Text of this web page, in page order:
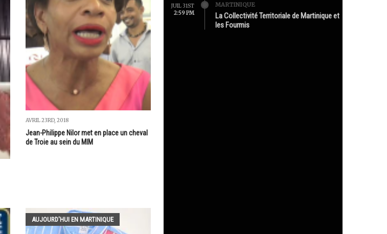
AVRIL 23RD, 2018
Jean-Philippe Nilor met en place un cheval
de Troie au sein du MIM
AUJOURD'HUI EN MARTINIQUE
JUIL 31ST
2:59 PM
MARTINIQUE
La Collectivité Territoriale de Martinique et
les Fourmis